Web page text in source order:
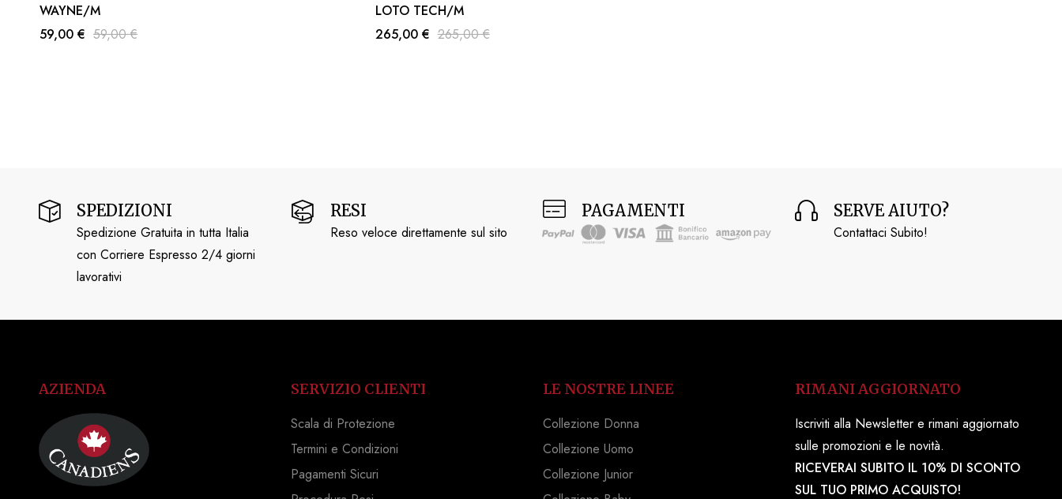
WAYNE/M
59,00 € 59,00 €
LOTO TECH/M
265,00 € 265,00 €
SPEDIZIONI
Spedizione Gratuita in tutta Italia
con Corriere Espresso 2/4 giorni
lavorativi
RESI
Reso veloce direttamente sul sito
PAGAMENTI SERVE AIUTO?
Contattaci Subito!
AZIENDA
SERVIZIO CLIENTI
Scala di Protezione
Termini e Condizioni
Pagamenti Sicuri
LE NOSTRE LINEE
Collezione Donna
Collezione Uomo
Collezione Junior
RIMANI AGGIORNATO
Iscriviti alla Newsletter e rimani aggiornato
sulle promozioni e le novità.
RICEVERAI SUBITO IL 10% DI SCONTO
SUL TUO PRIMO ACQUISTO!